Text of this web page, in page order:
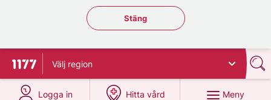
Stäng regionsväljaren
Stäng
Till startsidan för 1177
Välj region
Logga in
på 1177.se
Hitta vård
på 1177.se
Meny